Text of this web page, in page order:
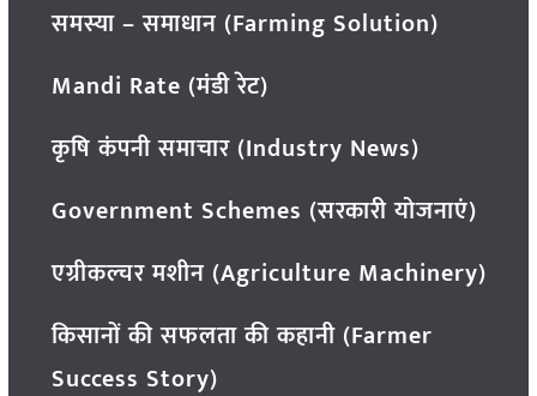
समस्या – समाधान (Farming Solution)
Mandi Rate (मंडी रेट)
कृषि कंपनी समाचार (Industry News)
Government Schemes (सरकारी योजनाएं)
एग्रीकल्चर मशीन (Agriculture Machinery)
किसानों की सफलता की कहानी (Farmer
Success Story)